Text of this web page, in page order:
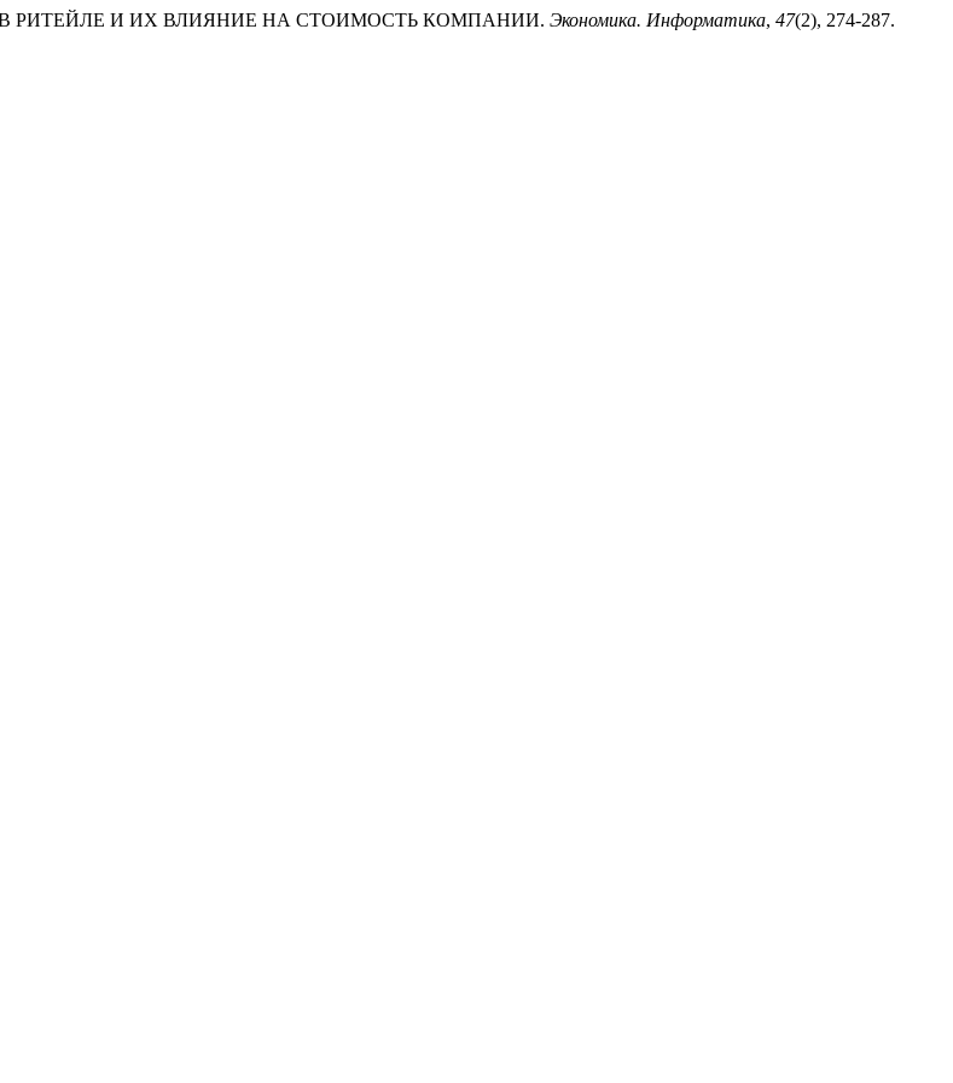
В РИТЕЙЛЕ И ИХ ВЛИЯНИЕ НА СТОИМОСТЬ КОМПАНИИ. Экономика. Информатика, 47(2), 274-287.